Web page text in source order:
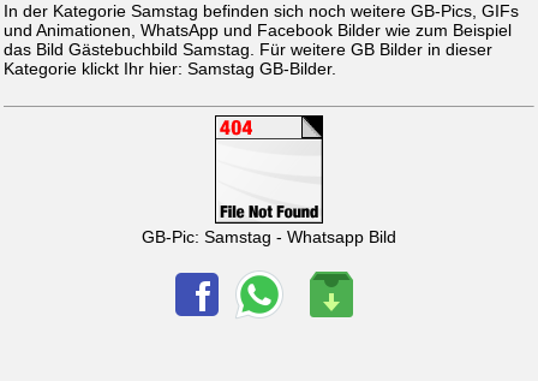
In der Kategorie Samstag befinden sich noch weitere GB-Pics, GIFs
und Animationen, WhatsApp und Facebook Bilder wie zum Beispiel
das Bild Gästebuchbild Samstag. Für weitere GB Bilder in dieser
Kategorie klickt Ihr hier: Samstag GB-Bilder.
GB-Pic: Samstag - Whatsapp Bild